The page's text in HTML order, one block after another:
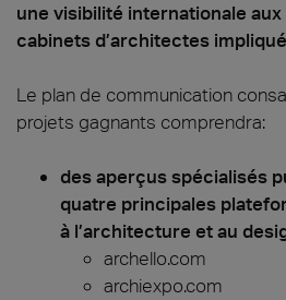
une visibilité internationale
cabinets d’architectes
Le plan de communication
projets gagnants comprendra:
des aperçus spécialisés
quatre principales
à l’architecture et au
archello.com
archiexpo.com